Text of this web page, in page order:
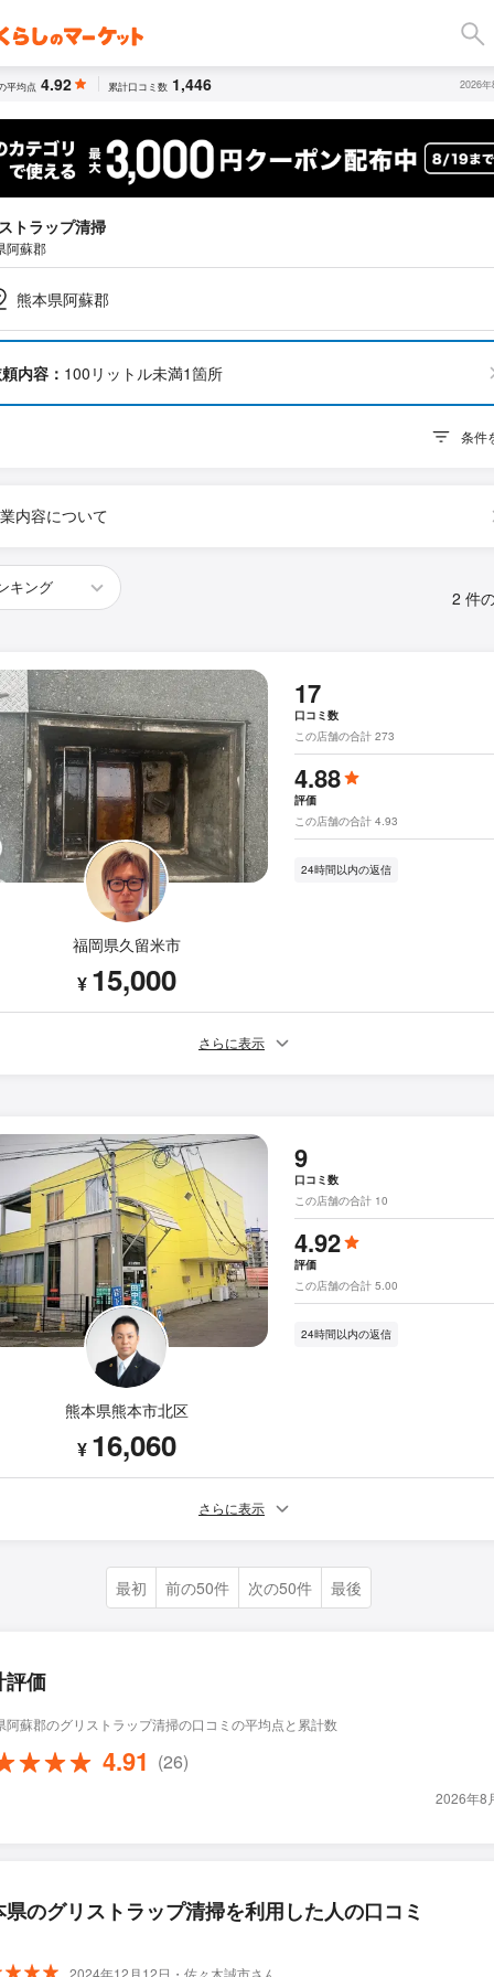
平均点 4.92 累計口コミ数 1,446 2026
トラップ清掃
阿蘇郡
熊本県阿蘇郡
内容： 100リットル未満1箇所
条件
内容について
2 件
福岡県久留米市
¥ 15,000
17
口コミ数
この店舗の合計 273
4.88
評価
この店舗の合計 4.93
24時間以内の返信
さらに表示
熊本県熊本市北区
¥ 16,060
9
口コミ数
この店舗の合計 10
4.92
評価
この店舗の合計 5.00
24時間以内の返信
さらに表示
最初 前の50件 次の50件 最後
評価
阿蘇郡のグリストラップ清掃の口コミの平均点と累計数
4.91 (26)
2026年8
県のグリストラップ清掃を利用した人の口コミ
2024年12月12日・佐々木誠市さん